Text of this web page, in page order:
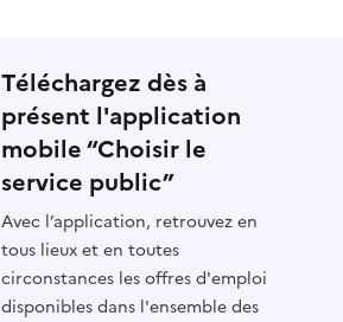
Téléchargez dès à
présent l'application
mobile “Choisir le
service public”
Avec l’application, retrouvez en
tous lieux et en toutes
circonstances les offres d'emploi
disponibles dans l'ensemble des